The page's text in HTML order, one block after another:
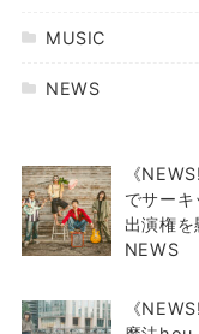
MUSIC
NEWS
《
でサー
出演権
NEWS
《